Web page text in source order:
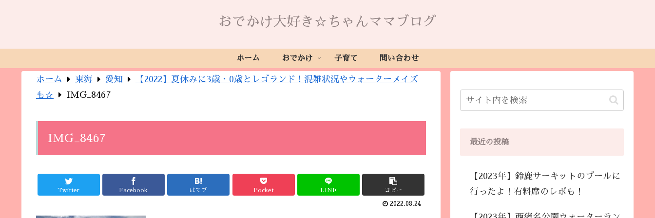
おでかけ大好き☆ちゃんママブログ
ホーム おでかけ 子育て 問い合わせ
ホーム 東海 愛知
【2022】夏休みに3歳・0歳とレゴランド！混雑状況やウォーターメイズ
も☆
IMG_8467
IMG_8467
Twitter Facebook はてブ Pocket LINE コピー
2022.08.24
最近の投稿
【2023年】鈴鹿サーキットのプールに
行ったよ！有料席のレポも！